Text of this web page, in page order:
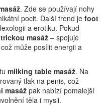
. Zde se používají nohy
pocit. Další trend je foot
a erotiku. Pokud
masáž– spojuje
může posílit energii a
milking table masáž. Na
tlak na penis, což
masáž pak nabízí pomalejší
těla i mysli.